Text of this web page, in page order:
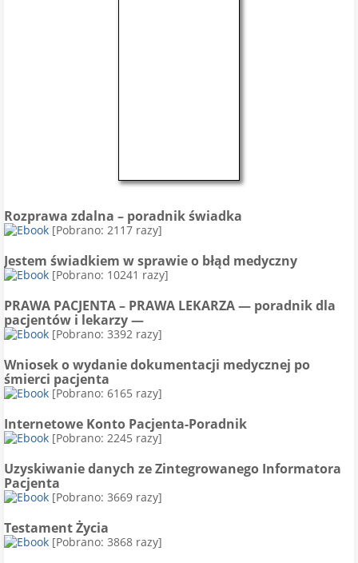
Rozprawa zdalna – poradnik świadka
[Pobrano: 2117 razy]
Jestem świadkiem w sprawie o błąd medyczny
[Pobrano: 10241 razy]
PRAWA PACJENTA – PRAWA LEKARZA — poradnik dla
pacjentów i lekarzy —
[Pobrano: 3392 razy]
Wniosek o wydanie dokumentacji medycznej po
śmierci pacjenta
[Pobrano: 6165 razy]
Internetowe Konto Pacjenta-Poradnik
[Pobrano: 2245 razy]
Uzyskiwanie danych ze Zintegrowanego Informatora
Pacjenta
[Pobrano: 3669 razy]
Testament Życia
[Pobrano: 3868 razy]